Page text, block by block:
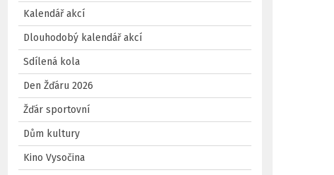
Kalendář akcí
Dlouhodobý kalendář akcí
Sdílená kola
Den Žďáru 2026
Žďár sportovní
Dům kultury
Kino Vysočina